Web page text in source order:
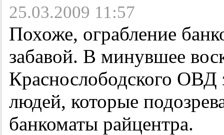
25.03.2009 11:57
Похоже, ограбление
забавой. В минувшее
Краснослободского
людей, которые
банкоматы райцентра.